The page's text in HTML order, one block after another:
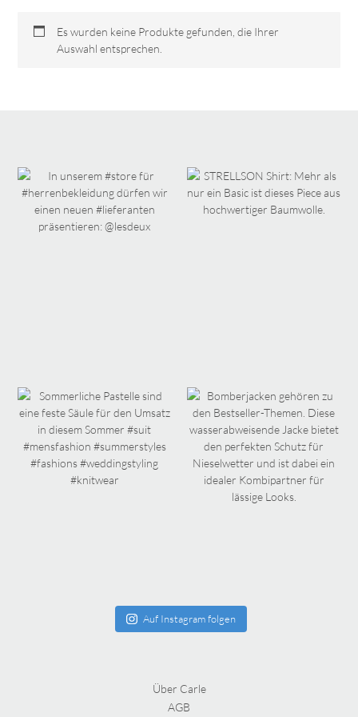
Es wurden keine Produkte gefunden, die Ihrer
Auswahl entsprechen.
Auf Instagram folgen
Über Carle
AGB